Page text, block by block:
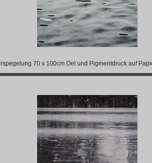
70 x 100cm Oel und Pigmentdruck auf